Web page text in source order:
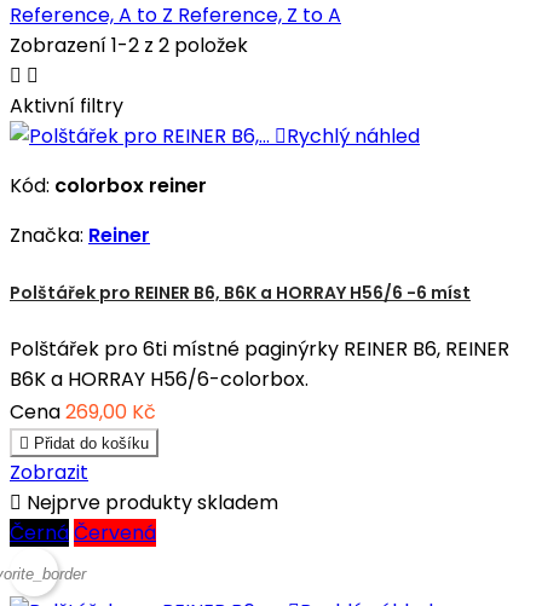
Reference, A to Z Reference, Z to A
Zobrazení 1-2 z 2 položek
 
Aktivní filtry
Rychlý náhled
Kód: colorbox reiner
Značka: Reiner
Polštářek pro REINER B6, B6K a HORRAY H56/6 -6 míst
Polštářek pro 6ti místné paginýrky REINER B6, REINER
B6K a HORRAY H56/6-colorbox.
Cena269,00 Kč
 Přidat do košíku
Zobrazit
 Nejprve produkty skladem
ČernáČervená